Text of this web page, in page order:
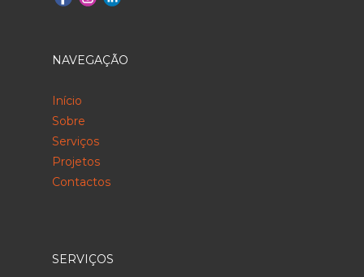
NAVEGAÇÃO
Início
Sobre
Serviços
Projetos
Contactos
SERVIÇOS